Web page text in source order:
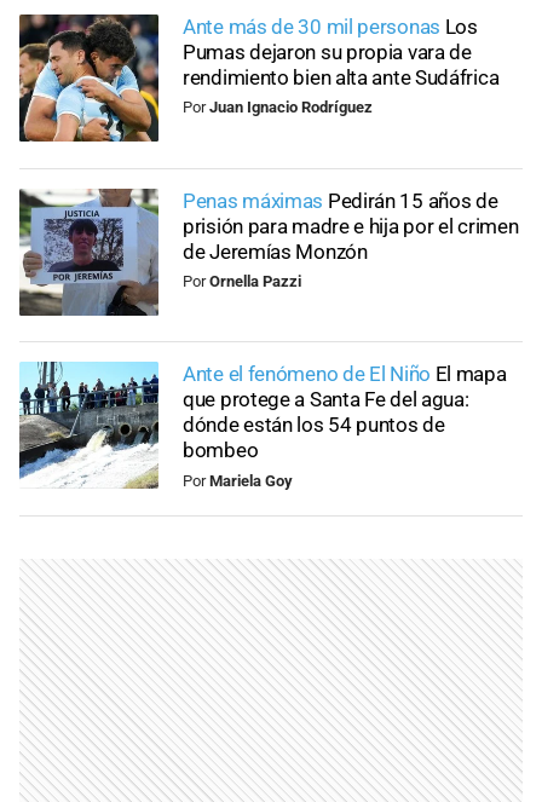
Ante más de 30 mil personas Los
Pumas dejaron su propia vara de
rendimiento bien alta ante Sudáfrica
PorJuan Ignacio Rodríguez
Penas máximas Pedirán 15 años de
prisión para madre e hija por el crimen
de Jeremías Monzón
PorOrnella Pazzi
Ante el fenómeno de El Niño El mapa
que protege a Santa Fe del agua:
dónde están los 54 puntos de
bombeo
PorMariela Goy